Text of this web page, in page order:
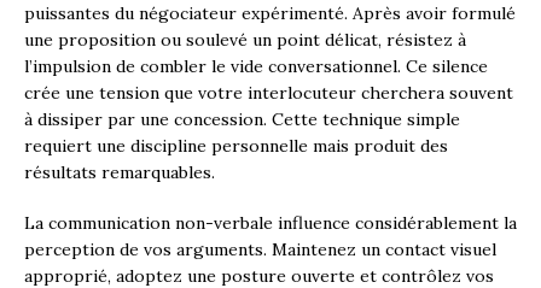
puissantes du négociateur expérimenté. Après avoir formulé
une proposition ou soulevé un point délicat, résistez à
l’impulsion de combler le vide conversationnel. Ce silence
crée une tension que votre interlocuteur cherchera souvent
à dissiper par une concession. Cette technique simple
requiert une discipline personnelle mais produit des
résultats remarquables.
La communication non-verbale influence considérablement la
perception de vos arguments. Maintenez un contact visuel
approprié, adoptez une posture ouverte et contrôlez vos